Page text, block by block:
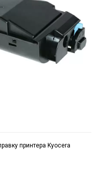
принтера Kyocera